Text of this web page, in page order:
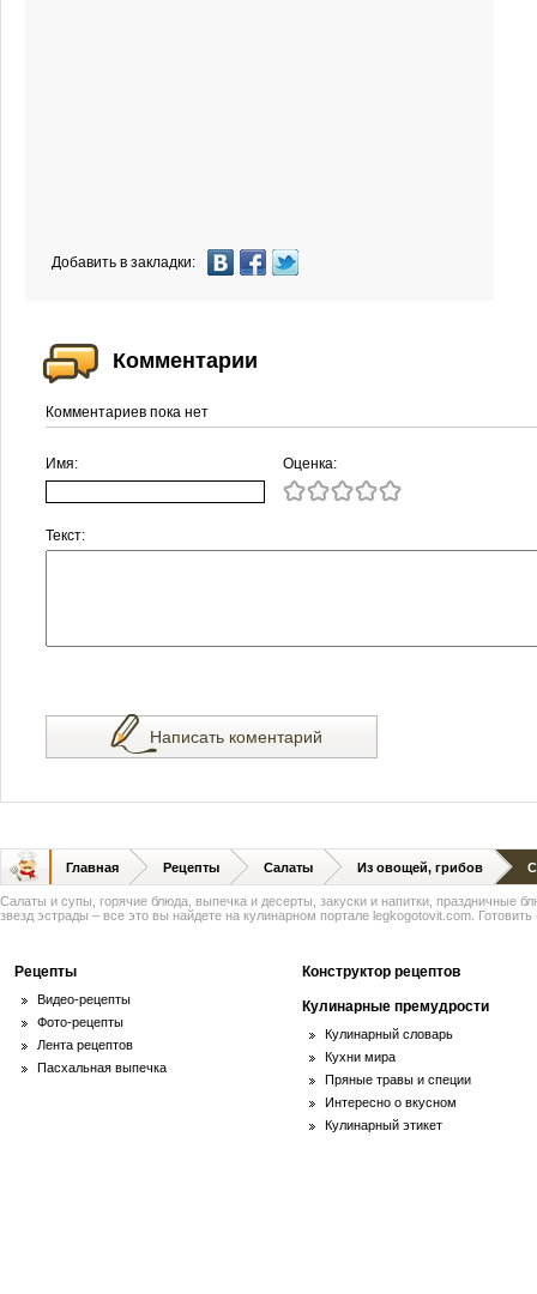
Добавить в закладки:
Комментарии
Комментариев пока нет
Имя: Оценка:
Текст:
Написать коментарий
Главная Рецепты Салаты Из овощей, грибов
Салаты и супы, горячие блюда, выпечка и десерты, закуски и напитки, праздничные
звезд эстрады – все это вы найдете на кулинарном портале legkogotovit.com. Готовить
Рецепты
Видео-рецепты
Фото-рецепты
Лента рецептов
Пасхальная выпечка
Конструктор рецептов
Кулинарные премудрости
Кулинарный словарь
Кухни мира
Пряные травы и специи
Интересно о вкусном
Кулинарный этикет